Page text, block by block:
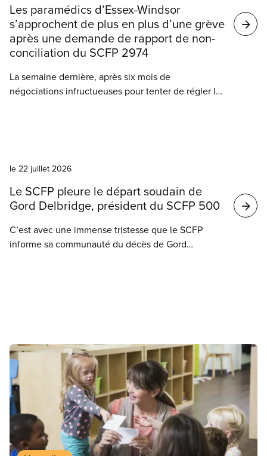
laboratoires et d’autres services médicaux partout
dans la province, continuent d’offrir des soins
exceptionnels malgré la charge de travail
croissante, la pénurie chronique de personnel et
depuis des années.
Les paramédics d’Essex-Windsor
s’approchent de plus en plus d’une grève
après une demande de rapport de non-
conciliation du SCFP 2974
La semaine dernière, après six mois de
négociations infructueuses pour tenter de régler le
l’Ontario, une démarche qui les rapproche de plus
en plus du déclenchement d’une grève légale.
le 22 juillet 2026
Le SCFP pleure le départ soudain de
Gord Delbridge, président du SCFP 500
C’est avec une immense tristesse que le SCFP
informe sa communauté du décès de Gord